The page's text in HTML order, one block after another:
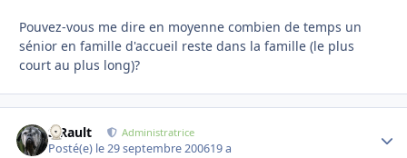
Pouvez-vous me dire en moyenne combien de temps un
sénior en famille d'accueil reste dans la famille (le plus
court au plus long)?
S.Rault Administratrice
Posté(e) le 29 septembre 200619 a